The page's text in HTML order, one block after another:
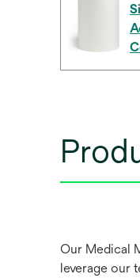
Our Medical
leverage our